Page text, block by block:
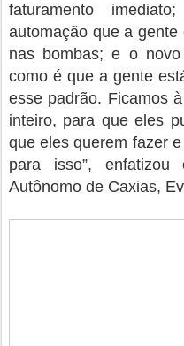
faturamento
automação que a
nas bombas; e o
como é que a gente
esse padrão. Ficamos
inteiro, para que eles
que eles querem fazer
para isso”,
Autônomo de Caxias,